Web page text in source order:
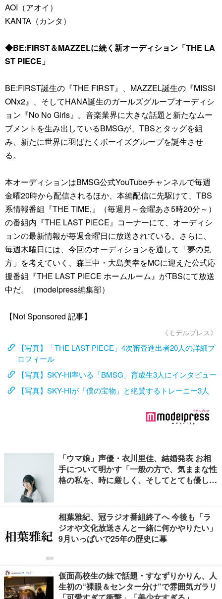
AOI（アオイ）
KANTA（カンタ）
◆BE:FIRST＆MAZZELに続く新オーディション「THE LA
ST PIECE」
BE:FIRST誕生の『THE FIRST』、MAZZEL誕生の『MISSI
ONx2』、そしてHANA誕生のガールズグループオーディシ
ョン『No No Girls』。音楽業界に大きな話題と新たなムー
ブメントを生み出しているBMSGが、TBSとタッグを組
み、新たに世界に羽ばたくボーイズグループを誕生させ
る。
本オーディションはBMSG公式YouTubeチャンネルで毎週
金曜20時から配信されるほか、本編配信に先駆けて、TBS
系情報番組『THE TIME,』（毎週月～金曜あさ5時20分～）
の番組内『THE LAST PIECE』コーナーにて、オーディシ
ョンの最新情報が毎週金曜日に放送されている。さらに、
毎週木曜日には、今回のオーディションを通して「夢の見
方」を考えていく、森三中・大島美幸をMCに迎えた公式応
援番組『THE LAST PIECE ホームルーム』がTBSにて放送
中だ。（modelpress編集部）
【Not Sponsored 記事】
《モデルプレス》
【写真】「THE LAST PIECE」4次審査進出者20人の詳細プ
ロフィール
【写真】SKY-HI率いる「BMSG」育成生3人にインタビュー
【写真】SKY-HIが「僕の宝物」と絶賛するトレーニー3人
「ウマ娘」声優・衣川里佳、結婚発表 お相
手について明かす「一般の方で、気ままな性
格の私を、時に厳しく、そしてとても優し
相葉雅紀、冠ラジオ番組終了へ 今後も「ラ
ジオや文化放送さんと一緒に何かやりたい」
9月いっぱいで25年の歴史に幕
仮面高校生の妹で話題・すなずりかりん、人
生初の“裸眼＆センター分け”で雰囲気ガラリ